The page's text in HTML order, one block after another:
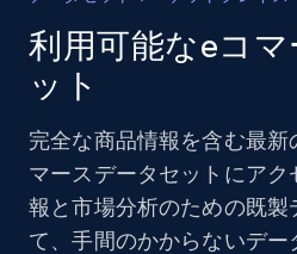
利用可能なeコ
ット
完全な商品情報を含む最新
マースデータセットにア
報と市場分析のための既製
て、手間のかからないデー